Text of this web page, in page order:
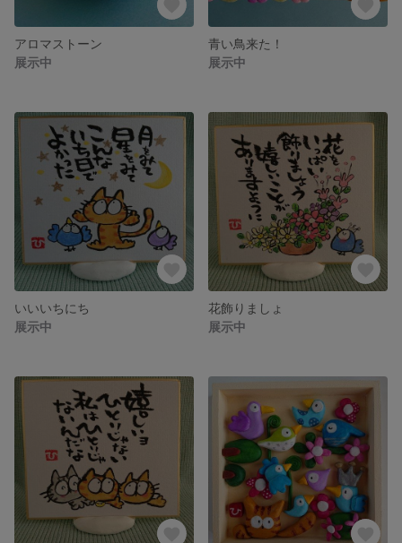
アロマストーン
展示中
青い鳥来た！
展示中
いいいちにち
展示中
花飾りましょ
展示中